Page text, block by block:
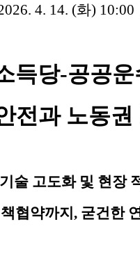
4. 14. (화)
득당-공공
전과 노동
술 고도화 및 현장
협약까지, 굳건한